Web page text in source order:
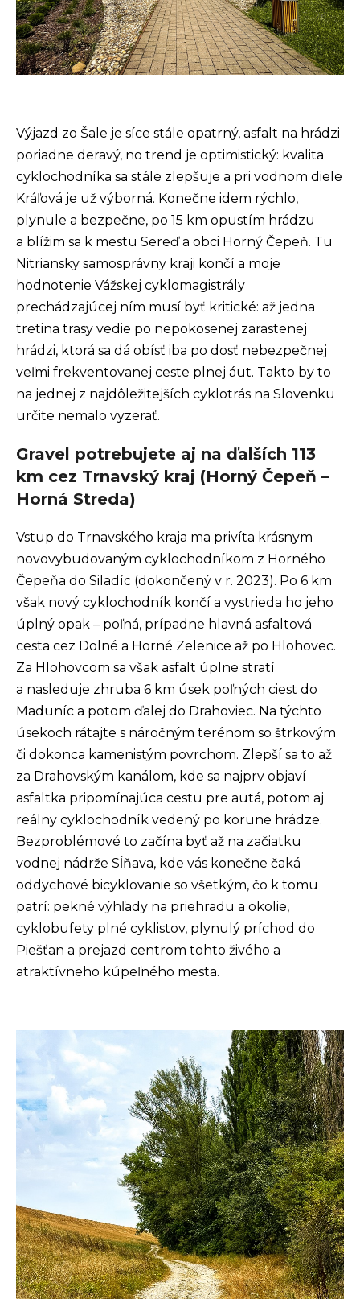
Výjazd zo Šale je síce stále opatrný, asfalt na hrádzi
poriadne deravý, no trend je optimistický: kvalita
cyklochodníka sa stále zlepšuje a pri vodnom diele
Kráľová je už výborná. Konečne idem rýchlo,
plynule a bezpečne, po 15 km opustím hrádzu
a blížim sa k mestu Sereď a obci Horný Čepeň. Tu
Nitriansky samosprávny kraji končí a moje
hodnotenie Vážskej cyklomagistrály
prechádzajúcej ním musí byť kritické: až jedna
tretina trasy vedie po nepokosenej zarastenej
hrádzi, ktorá sa dá obísť iba po dosť nebezpečnej
veľmi frekventovanej ceste plnej áut. Takto by to
na jednej z najdôležitejších cyklotrás na Slovenku
určite nemalo vyzerať.
Gravel potrebujete aj na ďalších 113
km cez Trnavský kraj (Horný Čepeň –
Horná Streda)
Vstup do Trnavského kraja ma privíta krásnym
novovybudovaným cyklochodníkom z Horného
Čepeňa do Siladíc (dokončený v r. 2023). Po 6 km
však nový cyklochodník končí a vystrieda ho jeho
úplný opak – poľná, prípadne hlavná asfaltová
cesta cez Dolné a Horné Zelenice až po Hlohovec.
Za Hlohovcom sa však asfalt úplne stratí
a nasleduje zhruba 6 km úsek poľných ciest do
Maduníc a potom ďalej do Drahoviec. Na týchto
úsekoch rátajte s náročným terénom so štrkovým
či dokonca kamenistým povrchom. Zlepší sa to až
za Drahovským kanálom, kde sa najprv objaví
asfaltka pripomínajúca cestu pre autá, potom aj
reálny cyklochodník vedený po korune hrádze.
Bezproblémové to začína byť až na začiatku
vodnej nádrže Sĺňava, kde vás konečne čaká
oddychové bicyklovanie so všetkým, čo k tomu
patrí: pekné výhľady na priehradu a okolie,
cyklobufety plné cyklistov, plynulý príchod do
Piešťan a prejazd centrom tohto živého a
atraktívneho kúpeľného mesta.